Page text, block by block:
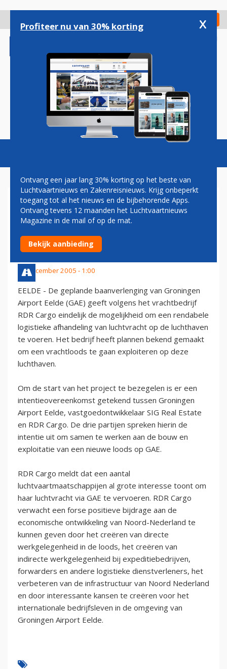
gaan
Check in
Magazine Podcasts Vacatures
MEER CARGO ACTIVITEITEN
OP GRONINGEN AIRPORT
EELDE
24 december 2005 - 1:00
EELDE - De geplande baanverlenging van Groningen
Airport Eelde (GAE) geeft volgens het vrachtbedrijf
RDR Cargo eindelijk de mogelijkheid om een rendabele
logistieke afhandeling van luchtvracht op de luchthaven
te voeren. Het bedrijf heeft plannen bekend gemaakt
om een vrachtloods te gaan exploiteren op deze
luchthaven.
Om de start van het project te bezegelen is er een
intentieovereenkomst getekend tussen Groningen
Airport Eelde, vastgoedontwikkelaar SIG Real Estate
en RDR Cargo. De drie partijen spreken hierin de
intentie uit om samen te werken aan de bouw en
exploitatie van een nieuwe loods op GAE.
RDR Cargo meldt dat een aantal
luchtvaartmaatschappijen al grote interesse toont om
haar luchtvracht via GAE te vervoeren. RDR Cargo
verwacht een forse positieve bijdrage aan de
economische ontwikkeling van Noord-Nederland te
kunnen geven door het creëren van directe
werkgelegenheid in de loods, het creëren van
indirecte werkgelegenheid bij expeditiebedrijven,
forwarders en andere logistieke dienstverleners, het
verbeteren van de infrastructuur van Noord Nederland
en door interessante kansen te creëren voor het
internationale bedrijfsleven in de omgeving van
Groningen Airport Eelde.
Profiteer nu van 30% korting x
Ontvang een jaar lang 30% korting op het beste van
Luchtvaartnieuws en Zakenreisnieuws. Krijg onbeperkt
toegang tot al het nieuws en de bijbehorende Apps.
Ontvang tevens 12 maanden het Luchtvaartnieuws
Magazine in de mail of op de mat.
Bekijk aanbieding